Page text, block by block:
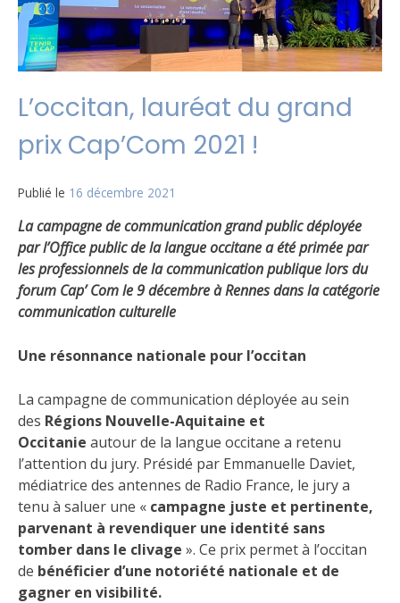
L’occitan, lauréat du grand
prix Cap’Com 2021 !
Publié le 16 décembre 2021
La campagne de communication grand public déployée
par l’Office public de la langue occitane a été primée par
les professionnels de la communication publique lors du
forum Cap’ Com le 9 décembre à Rennes dans la catégorie
communication culturelle
Une résonnance nationale pour l’occitan
La campagne de communication déployée au sein
des Régions Nouvelle-Aquitaine et
Occitanie autour de la langue occitane a retenu
l’attention du jury. Présidé par Emmanuelle Daviet,
médiatrice des antennes de Radio France, le jury a
tenu à saluer une « campagne juste et pertinente,
parvenant à revendiquer une identité sans
tomber dans le clivage ». Ce prix permet à l’occitan
de bénéficier d’une notoriété nationale et de
gagner en visibilité.